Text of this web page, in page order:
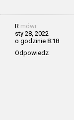
R mówi:
sty 28, 2022
o godzinie 8:18
Odpowiedz